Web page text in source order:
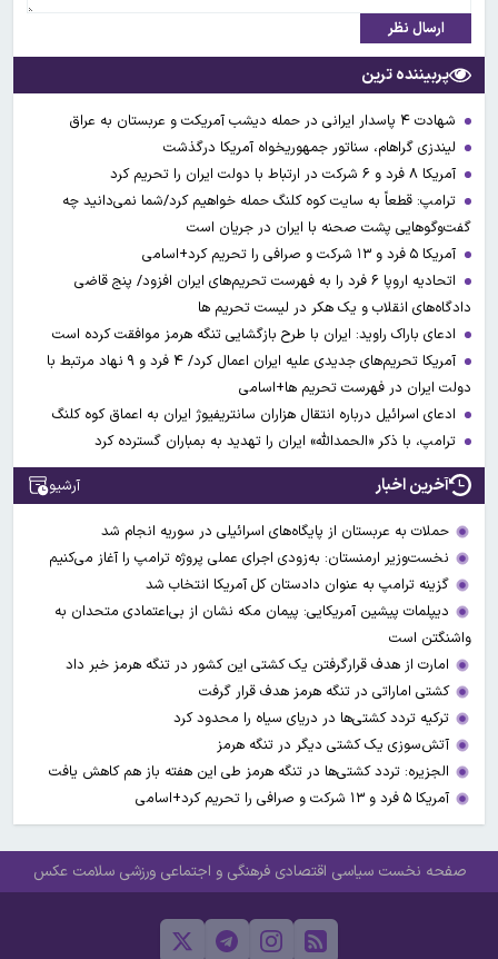
ارسال نظر
پربیننده ترین
شهادت ۴ پاسدار ایرانی در حمله دیشب آمریکت و عربستان به عراق
لیندزی گراهام، سناتور جمهوریخواه آمریکا درگذشت
آمریکا ۸ فرد و ۶ شرکت در ارتباط با دولت ایران را تحریم کرد
ترامپ: قطعاً به سایت کوه کلنگ حمله خواهیم کرد/شما نمی‌دانید چه
گفت‌وگوهایی پشت صحنه با ایران در جریان است
آمریکا ۵ فرد و ۱۳ شرکت و صرافی را تحریم کرد+اسامی
اتحادیه اروپا ۶ فرد را به فهرست تحریم‌های ایران افزود/ پنج قاضی
دادگاه‌های انقلاب و یک هکر در لیست تحریم ها
ادعای باراک راوید: ایران با طرح بازگشایی تنگه هرمز موافقت کرده است
آمریکا تحریم‌های جدیدی علیه ایران اعمال کرد/ ۴ فرد و ۹ نهاد مرتبط با
دولت ایران در فهرست تحریم ها+اسامی
ادعای اسرائیل درباره انتقال هزاران سانتریفیوژ ایران به اعماق کوه کلنگ
ترامپ، با ذکر «الحمدالله» ایران را تهدید به بمباران گسترده کرد
آخرین اخبار آرشیو
حملات به عربستان از پایگاه‌های اسرائیلی در سوریه انجام شد
نخست‌وزیر ارمنستان: به‌زودی اجرای عملی پروژه ترامپ را آغاز می‌کنیم
گزینه ترامپ به عنوان دادستان کل آمریکا انتخاب شد
دیپلمات پیشین آمریکایی: پیمان مکه نشان از بی‌اعتمادی متحدان به
واشنگتن است
امارت از هدف قرارگرفتن یک کشتی این کشور در تنگه هرمز خبر داد
کشتی اماراتی در تنگه هرمز هدف قرار گرفت
ترکیه تردد کشتی‌ها در دریای سیاه را محدود کرد
آتش‌سوزی یک کشتی دیگر در تنگه هرمز
الجزیره: تردد کشتی‌ها در تنگه هرمز طی این هفته باز هم کاهش یافت
آمریکا ۵ فرد و ۱۳ شرکت و صرافی را تحریم کرد+اسامی
صفحه نخست سیاسی اقتصادی فرهنگی و اجتماعی ورزشی سلامت عکس